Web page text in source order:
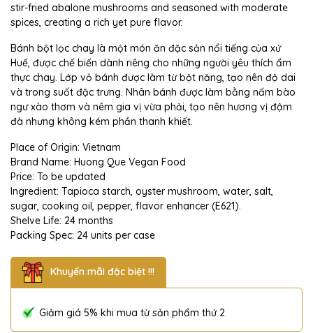
stir-fried abalone mushrooms and seasoned with moderate
spices, creating a rich yet pure flavor.
Bánh bột lọc chay là một món ăn đặc sản nổi tiếng của xứ
Huế, được chế biến dành riêng cho những người yêu thích ẩm
thực chay. Lớp vỏ bánh được làm từ bột năng, tạo nên độ dai
và trong suốt đặc trưng. Nhân bánh được làm bằng nấm bào
ngư xào thơm và nêm gia vị vừa phải, tạo nên hương vị đậm
đà nhưng không kém phần thanh khiết.
Place of Origin: Vietnam
Brand Name: Huong Que Vegan Food
Price: To be updated
Ingredient: Tapioca starch, oyster mushroom, water, salt,
sugar, cooking oil, pepper, flavor enhancer (E621).
Shelve Life: 24 months
Packing Spec: 24 units per case
Khuyến mãi đặc biệt !!!
Giảm giá 5% khi mua từ sản phẩm thứ 2